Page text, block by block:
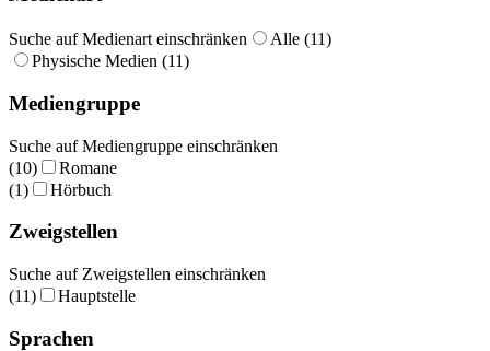
Suche auf Medienart einschränken
Alle (11)
Physische Medien (11)
Mediengruppe
Suche auf Mediengruppe einschränken
(10)
Romane
(1)
Hörbuch
Zweigstellen
Suche auf Zweigstellen einschränken
(11)
Hauptstelle
Sprachen